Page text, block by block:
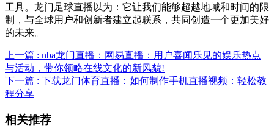
工具。龙门足球直播以为：它让我们能够超越地域和时间的限
制，与全球用户和创新者建立起联系，共同创造一个更加美好
的未来。
上一篇 : nba龙门直播：网易直播：用户喜闻乐见的娱乐热点
与活动，带你领略在线文化的新风貌!
下一篇 : 下载龙门体育直播：如何制作手机直播视频：轻松教
程分享
相关推荐